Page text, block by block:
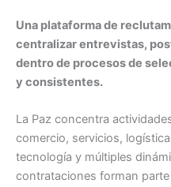
Una plataforma de
centralizar entrevistas,
dentro de procesos de
y consistentes.
La Paz concentra
comercio, servicios,
tecnología y múltiples
contrataciones forman